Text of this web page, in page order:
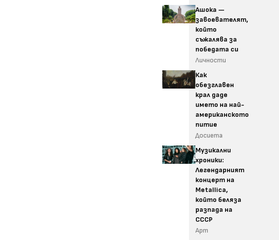
Ашока —
завоевателят,
който
съжалява за
победата си
Личности
Как
обезглавен
крал даде
името на най-
американското
питие
Досиета
Музикални
хроники:
Легендарният
концерт на
Metallica,
който беляза
разпада на
СССР
Арт